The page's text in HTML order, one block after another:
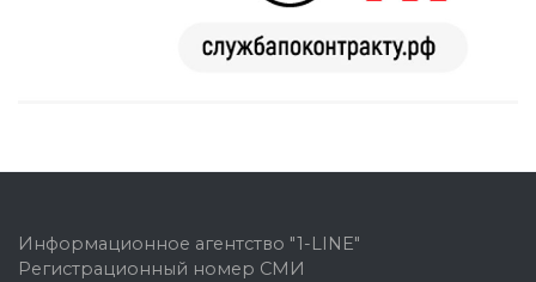
Информационное агентство "1-LINE"
Регистрационный номер СМИ